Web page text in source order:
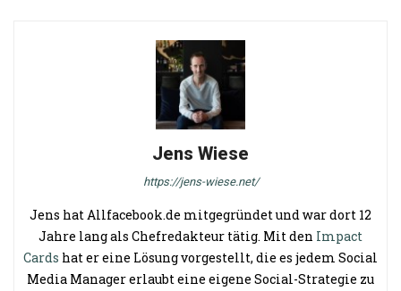
Jens Wiese
https://jens-wiese.net/
Jens hat Allfacebook.de mitgegründet und war dort 12
Jahre lang als Chefredakteur tätig. Mit den Impact
Cards hat er eine Lösung vorgestellt, die es jedem Social
Media Manager erlaubt eine eigene Social-Strategie zu